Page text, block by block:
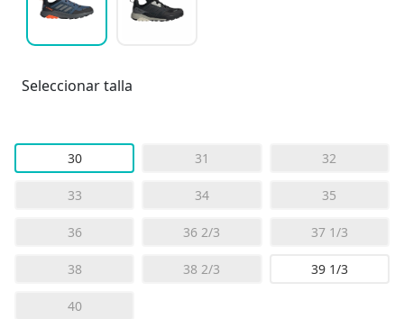
Seleccionar talla
30 31 32
33 34 35
36 36 2/3 37 1/3
38 38 2/3 39 1/3
40